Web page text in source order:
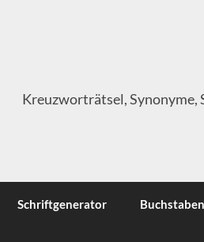
Kreuzworträtsel, Synonyme,
Schriftgenerator